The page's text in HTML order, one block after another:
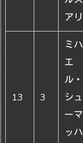
アリ
13 3
ミハ
エ
ル・
シュ
ーマ
ッハ